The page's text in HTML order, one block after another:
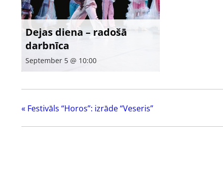
Dejas diena – radošā
darbnīca
September 5 @ 10:00
« Festivāls “Horos”: izrāde “Veseris”